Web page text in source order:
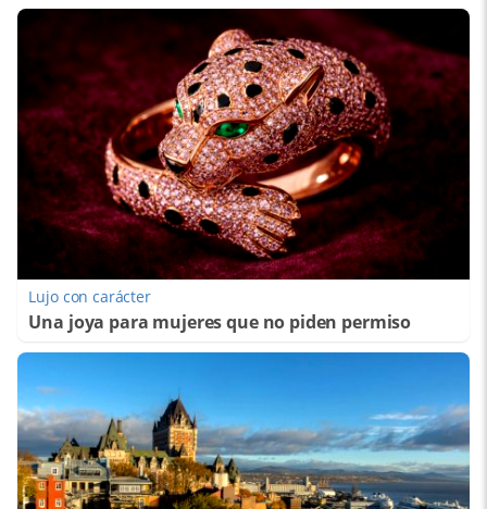
Lujo con carácter
Una joya para mujeres que no piden permiso